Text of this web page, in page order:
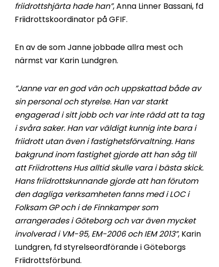
friidrottshjärta hade han”, Anna Linner Bassani, fd
Friidrottskoordinator på GFIF.
En av de som Janne jobbade allra mest och
närmst var Karin Lundgren.
”Janne var en god vän och uppskattad både av
sin personal och styrelse. Han var starkt
engagerad i sitt jobb och var inte rädd att ta tag
i svåra saker. Han var väldigt kunnig inte bara i
friidrott utan även i fastighetsförvaltning. Hans
bakgrund inom fastighet gjorde att han såg till
att Friidrottens Hus alltid skulle vara i bästa skick.
Hans friidrottskunnande gjorde att han förutom
den dagliga verksamheten fanns med i LOC i
Folksam GP och i de Finnkamper som
arrangerades i Göteborg och var även mycket
involverad i VM-95, EM-2006 och IEM 2013”, Karin
Lundgren, fd styrelseordförande i Göteborgs
Friidrottsförbund.